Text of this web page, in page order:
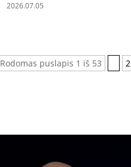
2026.07.05
Rodomas puslapis 1 iš 53 2